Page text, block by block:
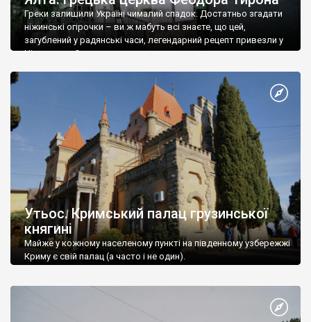
Греки залишили Україні чималий спадок. Достатньо згадати
ніжинські огірочки – ви ж мабуть всі знаєте, що цей,
загублений у радянські часи, легендарний рецепт привезли у
Ніжин греки?
Утьос. Кримський палац грузинської
княгині
Майже у кожному населеному пункті на південному узбережжі
Криму є свій палац (а часто і не один).